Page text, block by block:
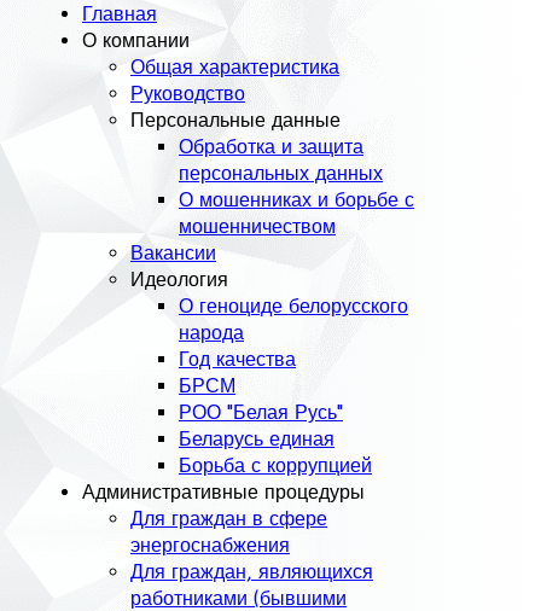
Главная
О компании
Общая характеристика
Руководство
Персональные данные
Обработка и защита
персональных данных
О мошенниках и борьбе с
мошенничеством
Вакансии
Идеология
О геноциде белорусского
народа
Год качества
БРСМ
РОО "Белая Русь"
Беларусь единая
Борьба с коррупцией
Административные процедуры
Для граждан в сфере
энергоснабжения
Для граждан, являющихся
работниками (бывшими